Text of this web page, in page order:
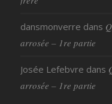
dansmonverre dans
arrosée – 1re partie
Josée Lefebvre dans
arrosée – 1re partie